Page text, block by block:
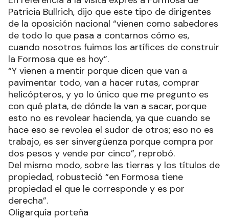
Patricia Bullrich, dijo que este tipo de dirigentes
de la oposición nacional “vienen como sabedores
de todo lo que pasa a contarnos cómo es,
cuando nosotros fuimos los artífices de construir
la Formosa que es hoy”.
“Y vienen a mentir porque dicen que van a
pavimentar todo, van a hacer rutas, comprar
helicópteros, y yo lo único que me pregunto es
con qué plata, de dónde la van a sacar, porque
esto no es revolear hacienda, ya que cuando se
hace eso se revolea el sudor de otros; eso no es
trabajo, es ser sinvergüenza porque compra por
dos pesos y vende por cinco”, reprobó.
Del mismo modo, sobre las tierras y los títulos de
propiedad, robusteció “en Formosa tiene
propiedad el que le corresponde y es por
derecha”.
Oligarquía porteña